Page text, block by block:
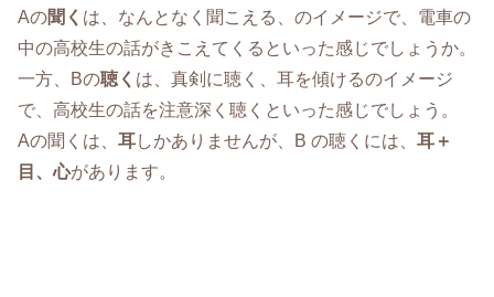
Aの聞く は、なんとなく聞こえる、のイメージで、電車の
中の高校生の話がきこえてくるといった感じでしょうか。
一方、Bの聴く は、真剣に聴く、耳を傾けるのイメージ
で、高校生の話を注意深く聴くといった感じでしょう。
Aの聞くは、 耳しかありませんが、B の聴くには、 耳＋
目、心があります。